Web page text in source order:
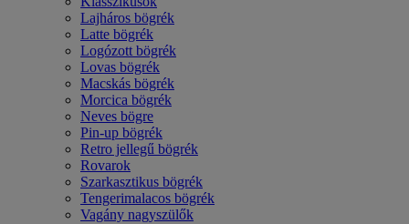
Lajháros bögrék
Latte bögrék
Logózott bögrék
Lovas bögrék
Macskás bögrék
Morcica bögrék
Neves bögre
Pin-up bögrék
Retro jellegű bögrék
Rovarok
Szarkasztikus bögrék
Tengerimalacos bögrék
Vagány nagyszülők